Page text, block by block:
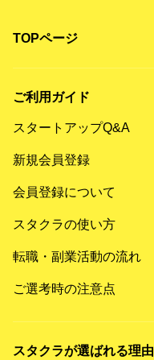
TOPページ
ご利用ガイド
スタートアップQ&A
新規会員登録
会員登録について
スタクラの使い方
転職・副業活動の流れ
ご選考時の注意点
スタクラが選ばれる理由